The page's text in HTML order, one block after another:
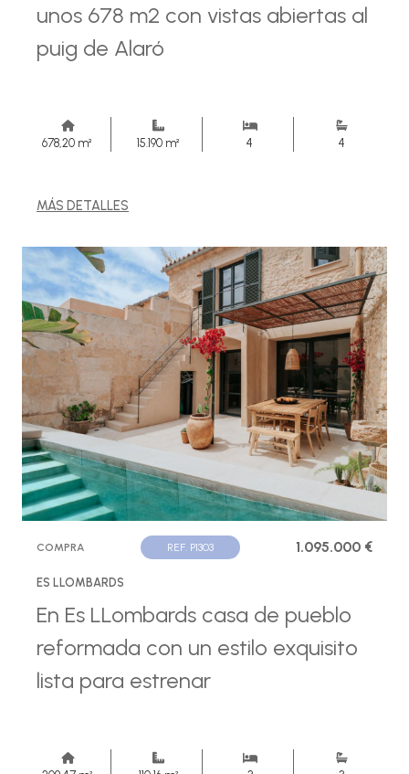
unos 678 m2 con vistas abiertas al
puig de Alaró
678,20 m² 15.190 m² 4 4
MÁS DETALLES
COMPRA REF. P1303 1.095.000 €
ES LLOMBARDS
En Es LLombards casa de pueblo
reformada con un estilo exquisito
lista para estrenar